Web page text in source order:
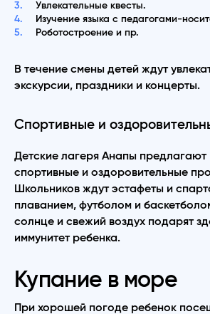
Увлекательные квесты.
Изучение языка с педагогами-
Роботостроение и пр.
В течение смены детей ждут
экскурсии, праздники и концерты.
Спортивные и
Детские лагеря Анапы предлагают
спортивные и оздоровительные
Школьников ждут эстафеты и
плаванием, футболом и
солнце и свежий воздух подарят
иммунитет ребенка.
Купание в море
При хорошей погоде ребенок